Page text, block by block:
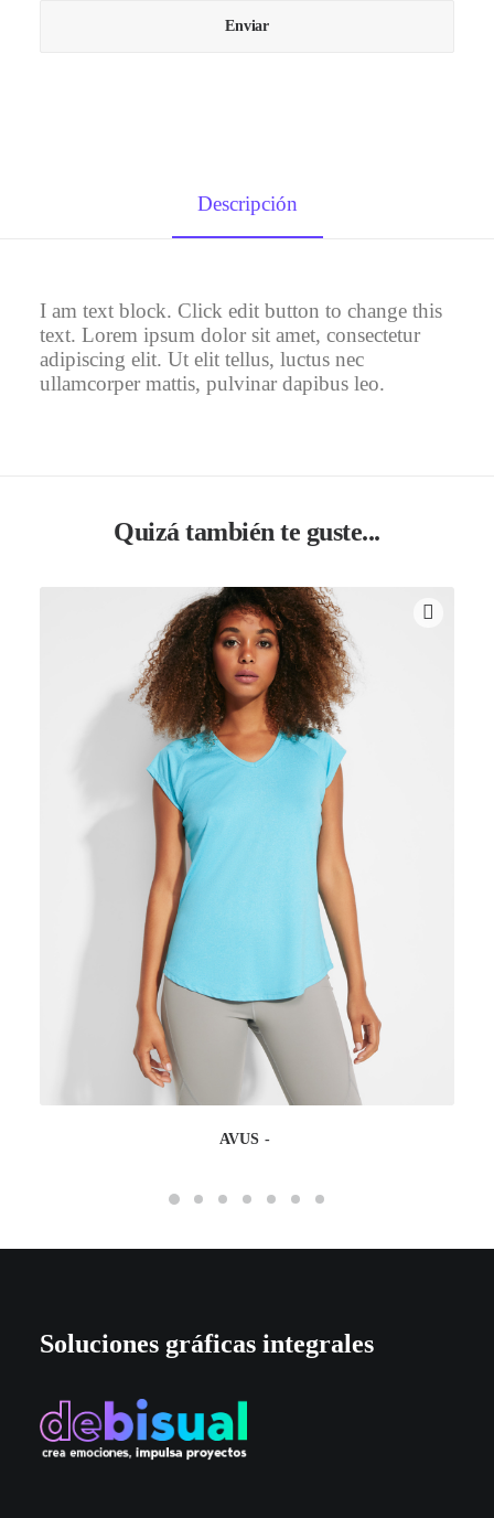
Descripción
I am text block. Click edit button to change this
text. Lorem ipsum dolor sit amet, consectetur
adipiscing elit. Ut elit tellus, luctus nec
ullamcorper mattis, pulvinar dapibus leo.
Quizá también te guste...
AVUS
Soluciones gráficas integrales